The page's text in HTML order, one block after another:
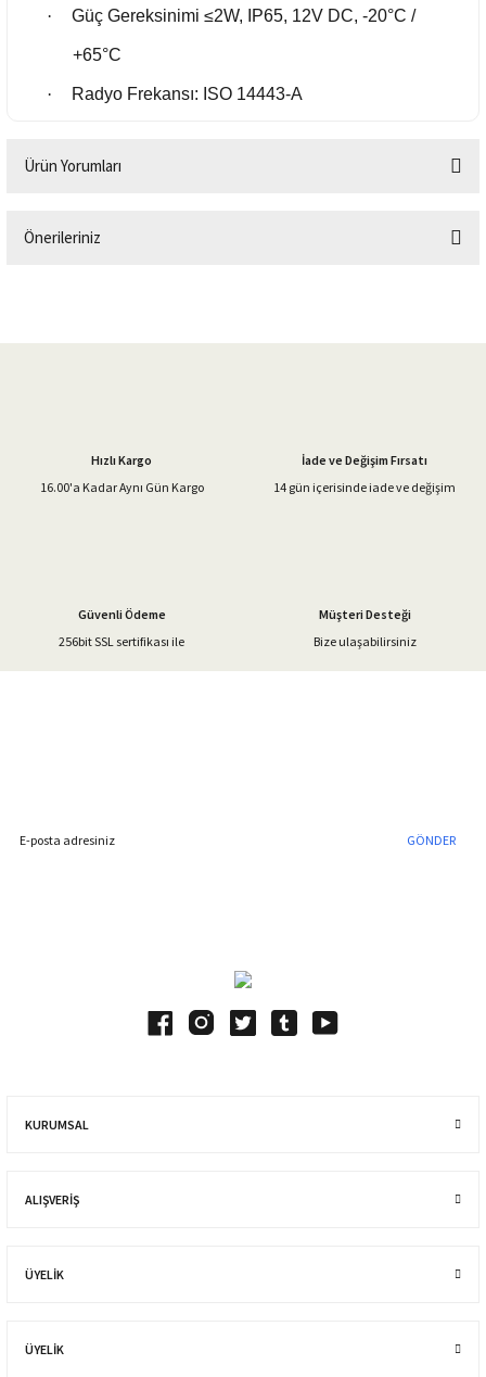
· Güç Gereksinimi ≤2W, IP65, 12V DC, -20°C /
+65°C
· Radyo Frekansı: ISO 14443-A
Ürün Yorumları
Önerileriniz
Ürün bilgilerinde hatalar bulunuyor.
Gönder
Hızlı Kargo
16.00'a Kadar Aynı Gün Kargo
İade ve Değişim Fırsatı
14 gün içerisinde iade ve değişim
Güvenli Ödeme
256bit SSL sertifikası ile
Müşteri Desteği
Bize ulaşabilirsiniz
GÖNDER
KURUMSAL
ALIŞVERIŞ
ÜYELİK
ÜYELİK